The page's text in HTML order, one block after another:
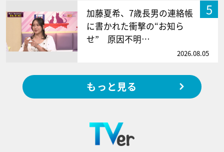
5
加藤夏希、7歳長男の連絡帳
に書かれた衝撃の“お知ら
せ” 原因不明…
2026.08.05
もっと見る